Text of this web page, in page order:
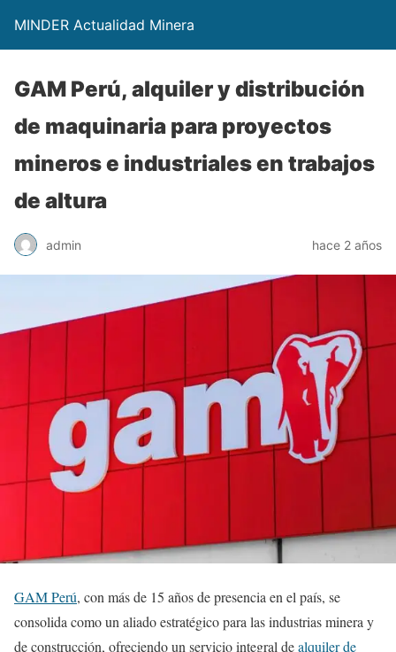
MINDER Actualidad Minera
GAM Perú, alquiler y distribución
de maquinaria para proyectos
mineros e industriales en trabajos
de altura
admin hace 2 años
GAM Perú, con más de 15 años de presencia en el país, se
consolida como un aliado estratégico para las industrias minera y
de construcción, ofreciendo un servicio integral dealquiler de